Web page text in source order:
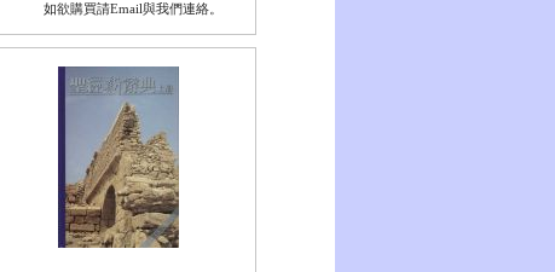
如欲購買請Email與我們連絡。